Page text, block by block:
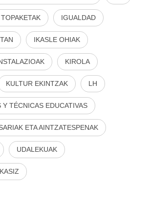
IGUALDAD
IKASLE OHIAK
KIROLA
KULTUR EKINTZAK LH
TÉCNICAS EDUCATIVAS
ETA AINTZATESPENAK
UDALEKUAK